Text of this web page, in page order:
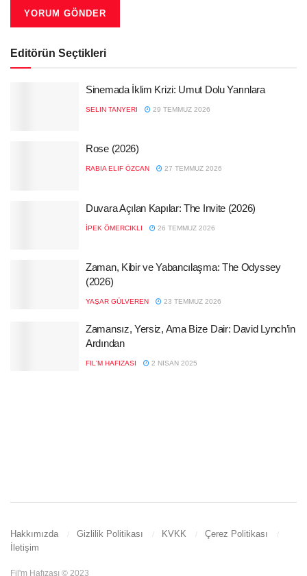
Editörün Seçtikleri
Sinemada İklim Krizi: Umut Dolu Yarınlara
SELIN TANYERI 29 TEMMUZ 2026
Rose (2026)
RABIA ELIF ÖZCAN 27 TEMMUZ 2026
Duvara Açılan Kapılar: The Invite (2026)
İPEK ÖMERCIKLI 26 TEMMUZ 2026
Zaman, Kibir ve Yabancılaşma: The Odyssey
(2026)
YAŞAR GÜLVEREN 23 TEMMUZ 2026
Zamansız, Yersiz, Ama Bize Dair: David Lynch’in
Ardından
FIL'M HAFIZASI 2 NISAN 2025
Hakkımızda Gizlilik Politikası KVKK
Çerez Politikası
İletişim
Fil'm Hafızası © 2023